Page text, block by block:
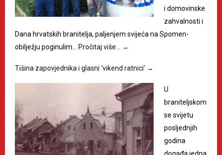
i domovinske
zahvalnosti i
Dana hrvatskih branitelja, paljenjem svijeća na Spomen-
obilježju poginulim…
Pročitaj više… →
Tišina zapovjednika i glasni ‘vikend ratnici’ →
U
braniteljskom
se svijetu
posljednjih
godina